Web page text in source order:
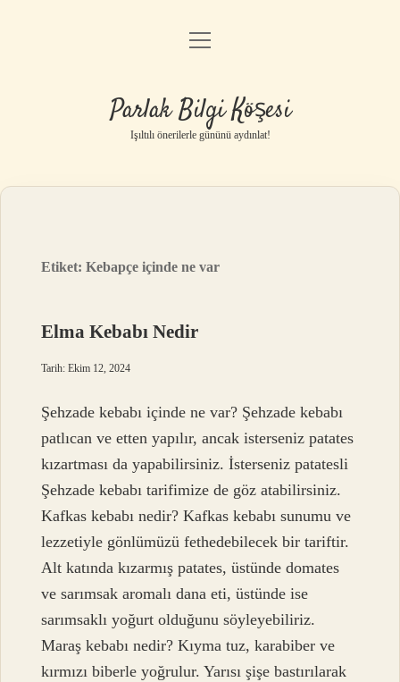
Anasayfa
Yasal Uyarı
menüyü
Parlak Bilgi Köşesi
Işıltılı önerilerle gününü aydınlat!
Etiket:Kebapçe içinde ne var
Elma Kebabı Nedir
Tarih: Ekim 12, 2024
Şehzade kebabı içinde ne var? Şehzade kebabı
patlıcan ve etten yapılır, ancak isterseniz patates
kızartması da yapabilirsiniz. İsterseniz patatesli
Şehzade kebabı tarifimize de göz atabilirsiniz.
Kafkas kebabı nedir? Kafkas kebabı sunumu ve
lezzetiyle gönlümüzü fethedebilecek bir tariftir.
Alt katında kızarmış patates, üstünde domates
ve sarımsak aromalı dana eti, üstünde ise
sarımsaklı yoğurt olduğunu söyleyebiliriz.
Maraş kebabı nedir? Kıyma tuz, karabiber ve
kırmızı biberle yoğrulur. Yarısı şişe bastırılarak